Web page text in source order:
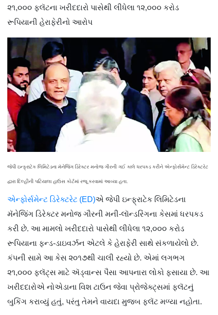
૨૧,૦૦૦ ફ્લૅટના ખરીદદારો પાસેથી લીધેલા ૧૨,૦૦૦ કરોડ
રૂપિયાની હેરાફેરીનો આરોપ
જેપી ઇન્ફ્રાટેક લિમિટેડના મૅનેજિંગ ડિરેક્ટર મનોજ ગૌરની ગઈ કાલે ધરપકડ કરીને એન્ફોર્સમેન્ટ ડિરેક્ટરેટ
દ્વારા દિલ્હીની પટિયાલા હાઉસ કોર્ટમાં રજૂ કરવામાં આવ્યા હતા.
એન્ફોર્સમેન્ટ ડિરેક્ટરેટ (ED)એ જેપી ઇન્ફ્રાટેક લિમિટેડના
મૅનેજિંગ ડિરેક્ટર મનોજ ગૌરની મની-લૉન્ડરિંગના કેસમાં ધરપકડ
કરી છે. આ મામલો ખરીદદારો પાસેથી લીધેલા ૧૨,૦૦૦ કરોડ
રૂપિયાના ફન્ડ-ડાઇવર્ઝન એટલે કે હેરાફેરી સાથે સંકળાયેલો છે.
કંપની સામે આ કેસ ૨૦૧૭થી ચાલી રહ્યો છે. એમાં લગભગ
૨૧,૦૦૦ ફ્લૅટ્સ માટે ઍડ્વાન્સ પૈસા આપનારા લોકો ફસાયા છે. આ
ખરીદદારોએ નોએડાના વિશ ટાઉન જેવા પ્રોજેક્ટ્સમાં ફ્લૅટનું
બુકિંગ કરાવ્યું હતું, પરંતુ તેમને વાયદા મુજબ ફ્લૅટ મળ્યા નહોતા.